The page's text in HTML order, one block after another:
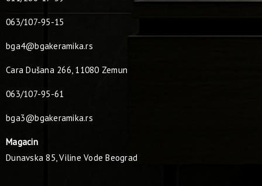
063/107-95-15
bga4@bgakeramika.rs
Cara Dušana 266, 11080 Zemun
063/107-95-61
bga3@bgakeramika.rs
Magacin
Dunavska 85, Viline Vode Beograd